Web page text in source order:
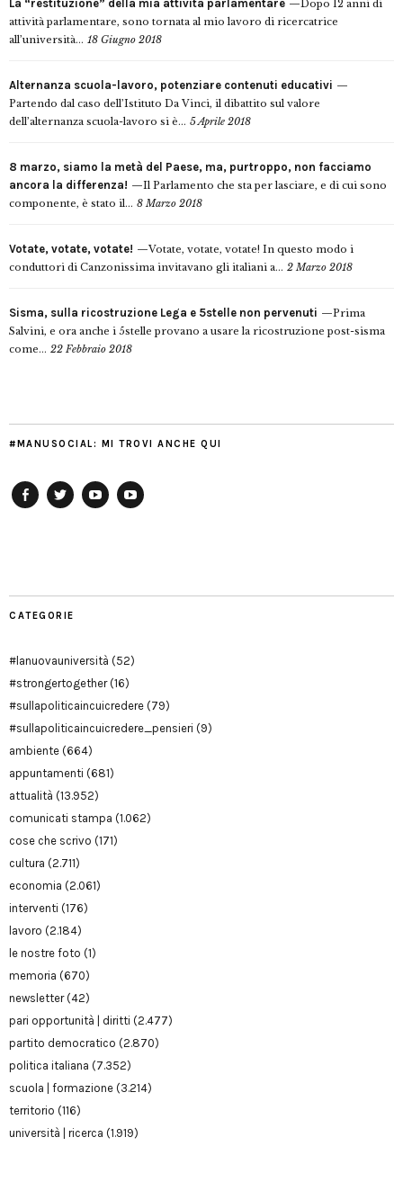
La “restituzione” della mia attività parlamentare
Dopo 12 anni di
attività parlamentare, sono tornata al mio lavoro di ricercatrice
all’università... 18 Giugno 2018
Alternanza scuola-lavoro, potenziare contenuti educativi
Partendo dal caso dell’Istituto Da Vinci, il dibattito sul valore
dell’alternanza scuola-lavoro si è... 5 Aprile 2018
8 marzo, siamo la metà del Paese, ma, purtroppo, non facciamo
ancora la differenza!
Il Parlamento che sta per lasciare, e di cui sono
componente, è stato il... 8 Marzo 2018
Votate, votate, votate!
Votate, votate, votate! In questo modo i
conduttori di Canzonissima invitavano gli italiani a... 2 Marzo 2018
Sisma, sulla ricostruzione Lega e 5stelle non pervenuti
Prima
Salvini, e ora anche i 5stelle provano a usare la ricostruzione post-sisma
come... 22 Febbraio 2018
#MANUSOCIAL: MI TROVI ANCHE QUI
CATEGORIE
#lanuovauniversità (52)
#strongertogether(16)
#sullapoliticaincuicredere (79)
#sullapoliticaincuicredere_pensieri (9)
ambiente (664)
appuntamenti (681)
attualità (13.952)
comunicati stampa (1.062)
cose che scrivo (171)
cultura (2.711)
economia (2.061)
interventi (176)
lavoro (2.184)
le nostre foto (1)
memoria (670)
newsletter(42)
pari opportunità | diritti (2.477)
partito democratico (2.870)
politica italiana (7.352)
scuola | formazione (3.214)
territorio (116)
università | ricerca (1.919)